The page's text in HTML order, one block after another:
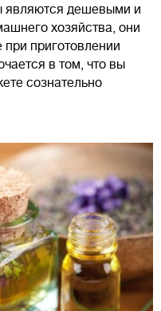
являются дешевыми и
хозяйства, они
при приготовлении
в том, что вы
сознательно